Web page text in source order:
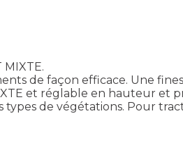
MIXTE.
de façon efficace. Une
et réglable en hauteur et
de végétations. Pour